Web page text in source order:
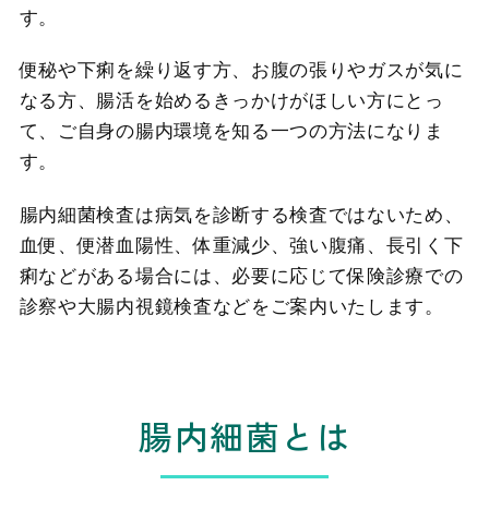
す。
便秘や下痢を繰り返す方、お腹の張りやガスが気に
なる方、腸活を始めるきっかけがほしい方にとっ
て、ご自身の腸内環境を知る一つの方法になりま
す。
腸内細菌検査は病気を診断する検査ではないため、
血便、便潜血陽性、体重減少、強い腹痛、長引く下
痢などがある場合には、必要に応じて保険診療での
診察や大腸内視鏡検査などをご案内いたします。
腸内細菌とは